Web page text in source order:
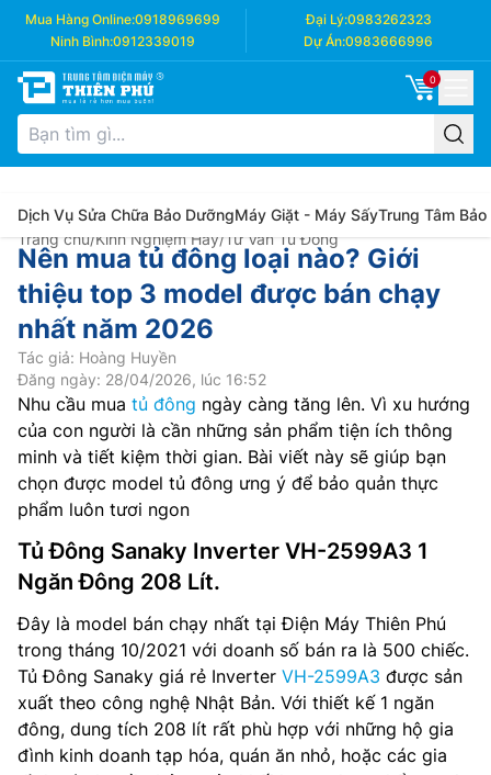
Mua Hàng Online:0918969699 Đại Lý:0983262323
Ninh Bình:0912339019 Dự Án:0983666996
0
Dịch Vụ Sửa Chữa Bảo DưỡngMáy Giặt - Máy SấyTrung Tâm Bảo
Trang chủ/Kinh Nghiệm Hay/Tư Vấn Tủ Đông
Nên mua tủ đông loại nào? Giới
thiệu top 3 model được bán chạy
nhất năm 2026
Tác giả: Hoàng Huyền
Đăng ngày: 28/04/2026, lúc 16:52
Nhu cầu mua tủ đông ngày càng tăng lên. Vì xu hướng
của con người là cần những sản phẩm tiện ích thông
minh và tiết kiệm thời gian. Bài viết này sẽ giúp bạn
chọn được model tủ đông ưng ý để bảo quản thực
phẩm luôn tươi ngon
Tủ Đông Sanaky Inverter VH-2599A3 1
Ngăn Đông 208 Lít.
Đây là model bán chạy nhất tại Điện Máy Thiên Phú
trong tháng 10/2021 với doanh số bán ra là 500 chiếc.
Tủ Đông Sanaky giá rẻ Inverter VH-2599A3 được sản
xuất theo công nghệ Nhật Bản. Với thiết kế 1 ngăn
đông, dung tích 208 lít rất phù hợp với những hộ gia
đình kinh doanh tạp hóa, quán ăn nhỏ, hoặc các gia